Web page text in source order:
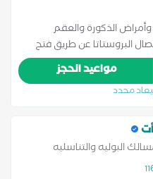
الذكورة والعقم
البروستاتا عن طريق فتح
تفتيت الحصوات زراعة الكلى
عملية دوالي الخصية عملية
المنوي
مواعيد الحجز
محدد
البوليه والتناسليه